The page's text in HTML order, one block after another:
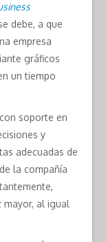
debe, a que
empresa
gráficos
un tiempo
soporte en
y
adecuadas de
la compañía
mayor, al igual